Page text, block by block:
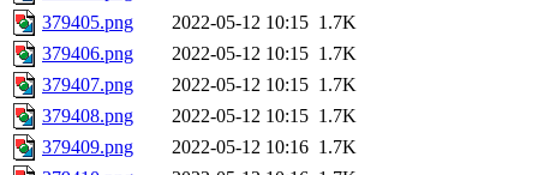
379405.png
2022-05-12 10:15 1.7K
379406.png
2022-05-12 10:15 1.7K
379407.png
2022-05-12 10:15 1.7K
379408.png
2022-05-12 10:15 1.7K
379409.png
2022-05-12 10:16 1.7K